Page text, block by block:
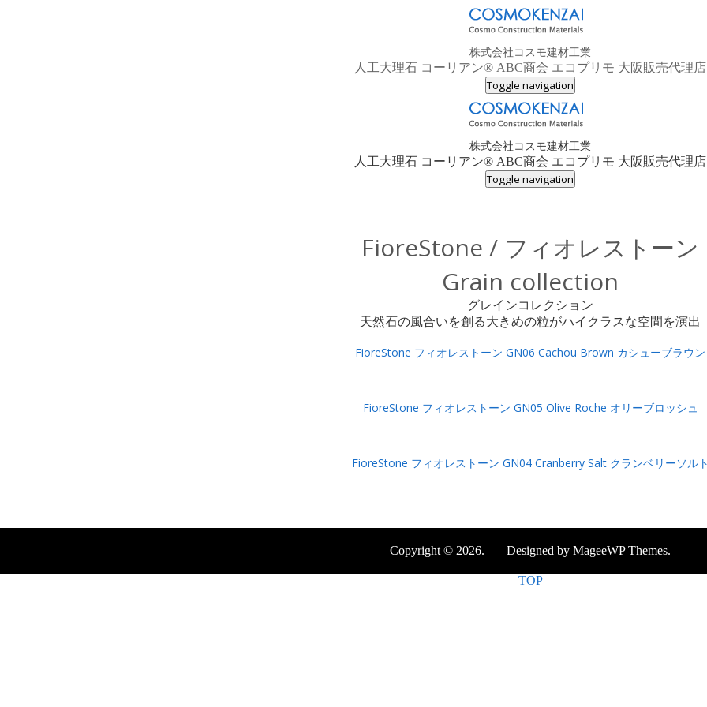
株式会社コスモ建材工業
人工大理石 コーリアン® ABC商会 エコプリモ 大阪販売代理店
Toggle navigation
株式会社コスモ建材工業
人工大理石 コーリアン® ABC商会 エコプリモ 大阪販売代理店
Toggle navigation
FioreStone / フィオレストーン
Grain collection
グレインコレクション
天然石の風合いを創る大きめの粒がハイクラスな空間を演出
FioreStone フィオレストーン GN06 Cachou Brown カシューブラウン
FioreStone フィオレストーン GN05 Olive Roche オリーブロッシュ
FioreStone フィオレストーン GN04 Cranberry Salt クランベリーソル
Copyright © 2026. Designed by MageeWP Themes.
TOP